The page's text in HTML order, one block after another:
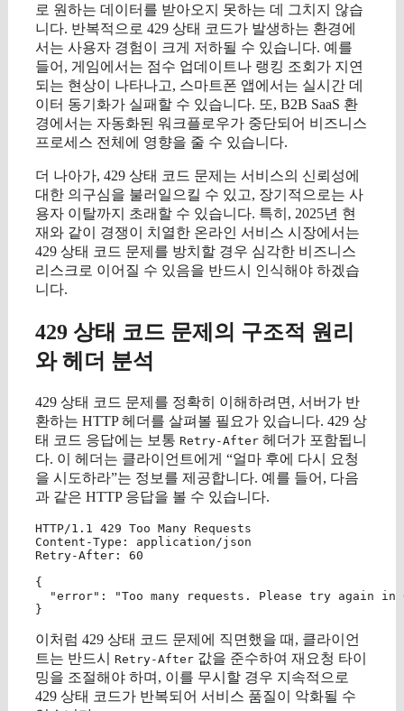
로 원하는 데이터를 받아오지 못하는 데 그치지 않습
니다. 반복적으로 429 상태 코드가 발생하는 환경에
서는 사용자 경험이 크게 저하될 수 있습니다. 예를
들어, 게임에서는 점수 업데이트나 랭킹 조회가 지연
되는 현상이 나타나고, 스마트폰 앱에서는 실시간 데
이터 동기화가 실패할 수 있습니다. 또, B2B SaaS 환
경에서는 자동화된 워크플로우가 중단되어 비즈니스
프로세스 전체에 영향을 줄 수 있습니다.
더 나아가, 429 상태 코드 문제는 서비스의 신뢰성에
대한 의구심을 불러일으킬 수 있고, 장기적으로는 사
용자 이탈까지 초래할 수 있습니다. 특히, 2025년 현
재와 같이 경쟁이 치열한 온라인 서비스 시장에서는
429 상태 코드 문제를 방치할 경우 심각한 비즈니스
리스크로 이어질 수 있음을 반드시 인식해야 하겠습
니다.
429 상태 코드 문제의 구조적 원리
와 헤더 분석
429 상태 코드 문제를 정확히 이해하려면, 서버가 반
환하는 HTTP 헤더를 살펴볼 필요가 있습니다. 429 상
태 코드 응답에는 보통 Retry-After 헤더가 포함됩니
다. 이 헤더는 클라이언트에게 “얼마 후에 다시 요청
을 시도하라”는 정보를 제공합니다. 예를 들어, 다음
과 같은 HTTP 응답을 볼 수 있습니다.
HTTP/1.1 429 Too Many Requests
Content-Type: application/json
Retry-After: 60
{
"error": "Too many requests. Please try again in
이처럼 429 상태 코드 문제에 직면했을 때, 클라이언
트는 반드시
Retry-After 값을 준수하여 재요청 타이
밍을 조절해야 하며, 이를 무시할 경우 지속적으로
429 상태 코드가 반복되어 서비스 품질이 악화될 수